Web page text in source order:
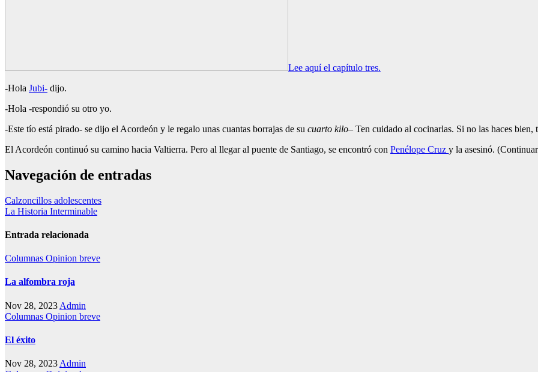
Lee aquí el capítulo tres.
-Hola Jubi- dijo.
-Hola -respondió su otro yo.
-Este tío está pirado- se dijo el Acordeón y le regalo unas cuantas borrajas de su cuarto kilo– Ten cuidado al cocinarlas. Si no las haces
El Acordeón continuó su camino hacia Valtierra. Pero al llegar al puente de Santiago, se encontró con Penélope Cruz y la asesinó.
Navegación de entradas
Calzoncillos adolescentes
La Historia Interminable
Entrada relacionada
Columnas Opinion breve
La alfombra roja
Nov 28, 2023 Admin
Columnas Opinion breve
El éxito
Nov 28, 2023 Admin